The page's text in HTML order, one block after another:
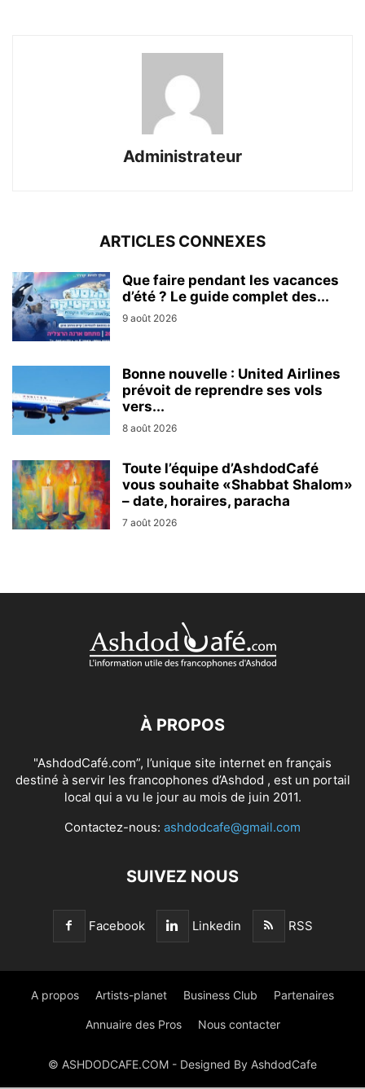
Administrateur
ARTICLES CONNEXES
Que faire pendant les vacances
d’été ? Le guide complet des...
9 août 2026
Bonne nouvelle : United Airlines
prévoit de reprendre ses vols
vers...
8 août 2026
Toute l’équipe d’AshdodCafé
vous souhaite «Shabbat Shalom»
– date, horaires, paracha
7 août 2026
À PROPOS
"AshdodCafé.com”, l’unique site internet en français
destiné à servir les francophones d’Ashdod , est un portail
local qui a vu le jour au mois de juin 2011.
Contactez-nous: ashdodcafe@gmail.com
SUIVEZ NOUS
Facebook Linkedin RSS
A propos Artists-planet Business Club Partenaires
Annuaire des Pros Nous contacter
© ASHDODCAFE.COM - Designed By AshdodCafe